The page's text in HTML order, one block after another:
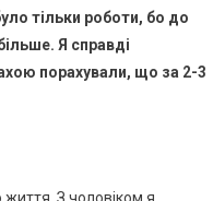
тільки роботи, бо до
Я справді
порахували, що за 2-3